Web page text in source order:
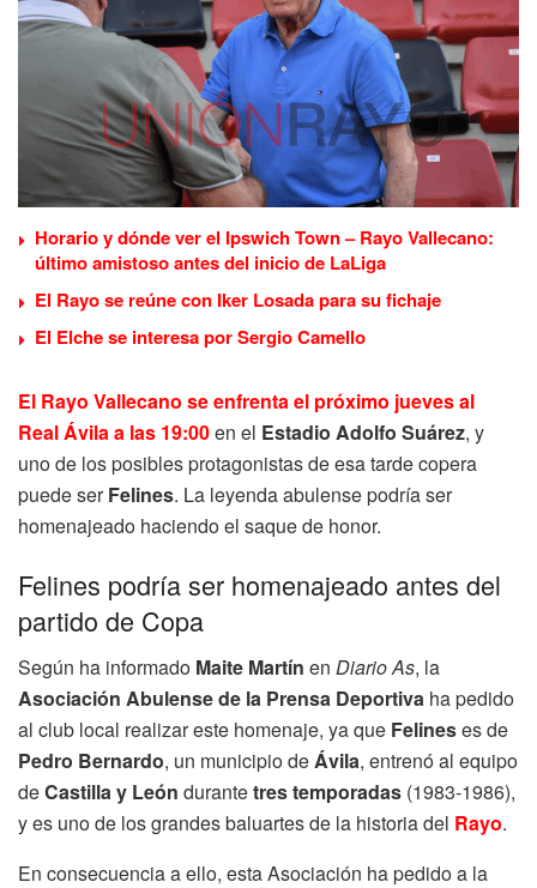
Horario y dónde ver el Ipswich Town – Rayo Vallecano:
último amistoso antes del inicio de LaLiga
El Rayo se reúne con Iker Losada para su fichaje
El Elche se interesa por Sergio Camello
El Rayo Vallecano se enfrenta el próximo jueves al
Real Ávila a las 19:00en el Estadio Adolfo Suárez, y
uno de los posibles protagonistas de esa tarde copera
puede serFelines. La leyenda abulense podría ser
homenajeado haciendo el saque de honor.
Felines podría ser homenajeado antes del
partido de Copa
Según ha informado Maite Martín en Diario As, la
Asociación Abulense de la Prensa Deportiva ha pedido
al club local realizar este homenaje, ya que Felineses de
Pedro Bernardo, un municipio deÁvila, entrenó al equipo
deCastilla y León durantetres temporadas (1983-1986),
y es uno de los grandes baluartes de la historia del Rayo.
En consecuencia a ello, esta Asociación ha pedido a la